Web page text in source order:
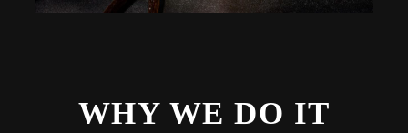
WHY WE DO IT